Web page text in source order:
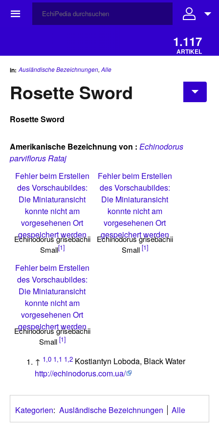
☰
1.117
ARTIKEL
in: Ausländische Bezeichnungen, Alle
Rosette Sword
Rosette Sword
Amerikanische Bezeichnung von : Echinodorus
parviflorus Rataj
Fehler beim Erstellen
des Vorschaubildes:
Die Miniaturansicht
konnte nicht am
vorgesehenen Ort
gespeichert werden
Echinodorus grisebachii
Small[1]
Fehler beim Erstellen
des Vorschaubildes:
Die Miniaturansicht
konnte nicht am
vorgesehenen Ort
gespeichert werden
Echinodorus grisebachii
Small [1]
Fehler beim Erstellen
des Vorschaubildes:
Die Miniaturansicht
konnte nicht am
vorgesehenen Ort
gespeichert werden
Echinodorus grisebachii
Small [1]
↑ 1,0 1,1 1,2 Kostiantyn Loboda, Black Water
http://echinodorus.com.ua/
Kategorien: Ausländische Bezeichnungen Alle